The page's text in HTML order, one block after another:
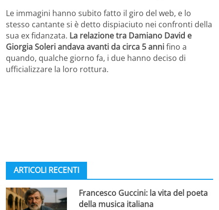
Le immagini hanno subito fatto il giro del web, e lo
stesso cantante si è detto dispiaciuto nei confronti della
sua ex fidanzata. La relazione tra Damiano David e
Giorgia Soleri andava avanti da circa 5 annifino a
quando, qualche giorno fa, i due hanno deciso di
ufficializzare la loro rottura.
ARTICOLI RECENTI
Francesco Guccini: la vita del poeta
della musica italiana